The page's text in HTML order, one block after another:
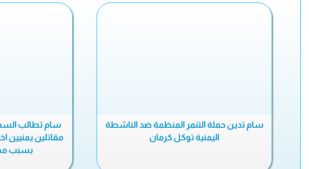
سام تدين حملة التنمر المنظمة ضد الناشطة
اليمنية توكل كرمان
سام تطالب
مقاتلين يمنيين
بسبب